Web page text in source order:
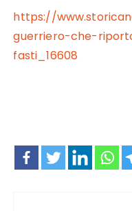
https://
guerriero-che-
fasti_16608